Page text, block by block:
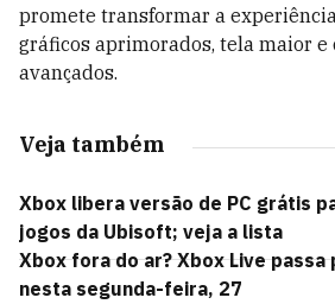
promete transformar a
gráficos aprimorados, tela maior
avançados.
Veja também
Xbox libera versão de PC grátis
jogos da Ubisoft; veja a lista
Xbox fora do ar? Xbox Live
nesta segunda-feira, 27